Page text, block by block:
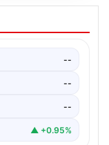
12
--
--
--
▲ +0.95%